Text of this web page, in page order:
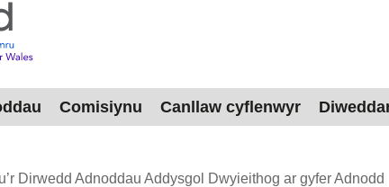
Comisiynu Canllaw cyflenwyr
Dirwedd Adnoddau Addysgol Dwyieithog ar gyfer Adnodd